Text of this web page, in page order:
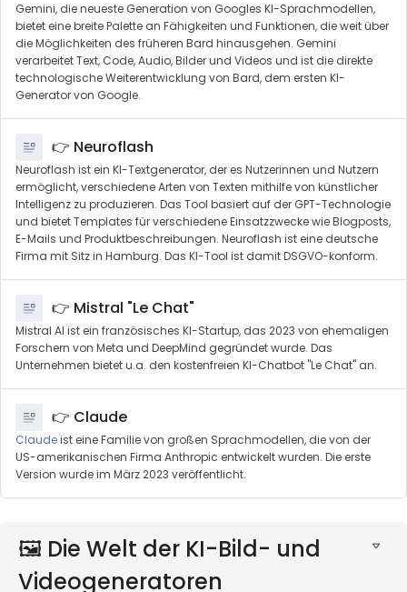
Gemini, die neueste Generation von Googles KI-Sprachmodellen,
bietet eine breite Palette an Fähigkeiten und Funktionen, die weit über
die Möglichkeiten des früheren Bard hinausgehen. Gemini
verarbeitet Text, Code, Audio, Bilder und Videos und ist die direkte
technologische Weiterentwicklung von Bard, dem ersten KI-
Generator von Google.
👉 Neuroflash
Neuroflash ist ein KI-Textgenerator, der es Nutzerinnen und Nutzern
ermöglicht, verschiedene Arten von Texten mithilfe von künstlicher
Intelligenz zu produzieren. Das Tool basiert auf der GPT-Technologie
und bietet Templates für verschiedene Einsatzzwecke wie Blogposts,
E-Mails und Produktbeschreibungen. Neuroflash ist eine deutsche
Firma mit Sitz in Hamburg. Das KI-Tool ist damit DSGVO-konform.
👉 Mistral "Le Chat"
Mistral AI ist ein französisches KI-Startup, das 2023 von ehemaligen
Forschern von Meta und DeepMind gegründet wurde. Das
Unternehmen bietet u.a. den kostenfreien KI-Chatbot "Le Chat" an.
👉 Claude
Claudeist eine Familie von großen Sprachmodellen, die von der
US-amerikanischen Firma Anthropic entwickelt wurden. Die erste
Version wurde im März 2023 veröffentlicht.
🖼️ Die Welt der KI-Bild- und
Videogeneratoren